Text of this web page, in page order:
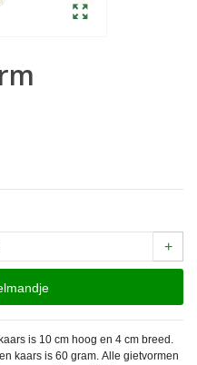
+
is 10 cm hoog en 4 cm breed.
kaars is 60 gram. Alle gietvormen